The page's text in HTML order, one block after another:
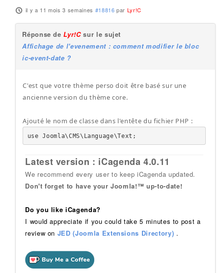
il y a 11 mois 3 semaines #18816 par Lyr!C
Réponse deLyr!Csur le sujet
Affichage de l'evenement : comment modifier le bloc
ic-event-date ?
C'est que votre thème perso doit être basé sur une
ancienne version du thème core.
Ajouté le nom de classe dans l'entête du fichier PHP :
use Joomla\CMS\Language\Text;
Latest version : iCagenda 4.0.11
We recommend every user to keep iCagenda updated.
Don't forget to have your Joomla!™ up-to-date!
Do you like iCagenda?
I would appreciate if you could take 5 minutes to post a
review on JED (Joomla Extensions Directory) .